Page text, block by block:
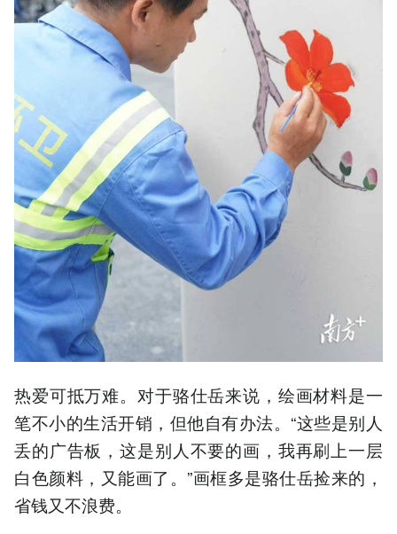
热爱可抵万难。对于骆仕岳来说，绘画材料是一
笔不小的生活开销，但他自有办法。“这些是别人
丢的广告板，这是别人不要的画，我再刷上一层
白色颜料，又能画了。”画框多是骆仕岳捡来的，
省钱又不浪费。